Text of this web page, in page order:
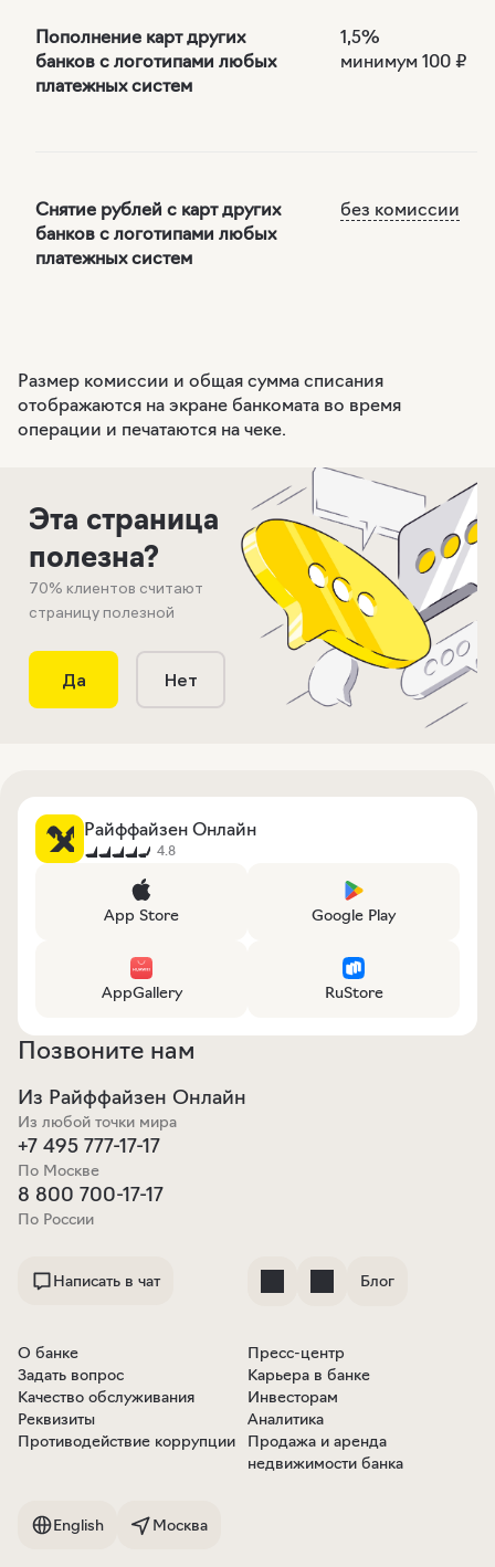
Пополнение карт других
банков с логотипами любых
платежных систем
1,5%
минимум 100 ₽
Снятие рублей с картдругих
банков с логотипами любых
платежных систем
без комиссии
Размер комиссии и общая сумма списания
отображаются на экране банкомата во время
операции и печатаются на чеке.
Эта страница
полезна?
70% клиентов считают
страницу полезной
Да Нет
Райффайзен Онлайн
4.8
App Store Google Play
AppGallery RuStore
Позвоните нам
Из Райффайзен Онлайн
Из любой точки мира
+7 495 777-17-17
По Москве
8 800 700-17-17
По России
Написать в чат Блог
О банке
Задать вопрос
Качество обслуживания
Реквизиты
Противодействие коррупции
Пресс-центр
Карьера в банке
Инвесторам
Аналитика
Продажа и аренда
недвижимости банка
English Москва